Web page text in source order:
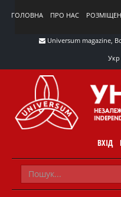
ГОЛОВНА ПРО НАС
Universum magazine,
Укр
ВХІД